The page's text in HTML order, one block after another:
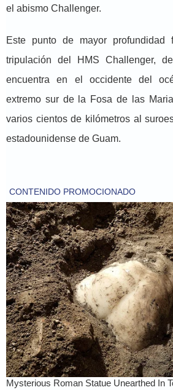
el abismo Challenger.
Este punto de mayor profundidad
tripulación del HMS Challenger,
encuentra en el occidente del
extremo sur de la Fosa de las
varios cientos de kilómetros al
estadounidense de Guam.